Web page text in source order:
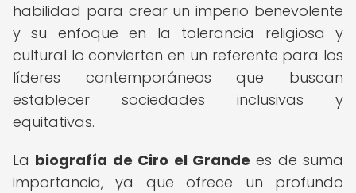
habilidad para crear un imperio benevolente
y su enfoque en la tolerancia religiosa y
cultural lo convierten en un referente para los
líderes contemporáneos que buscan
establecer sociedades inclusivas y
equitativas.
La biografía de Ciro el Grande es de suma
importancia, ya que ofrece un profundo